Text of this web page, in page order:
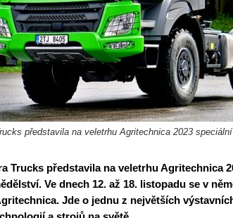
představila na veletrhu Agritechnica 2023
Trucks představila na veletrhu Agritechnica
Ve dnech 12. až 18. listopadu se v
Jde o jednu z největších